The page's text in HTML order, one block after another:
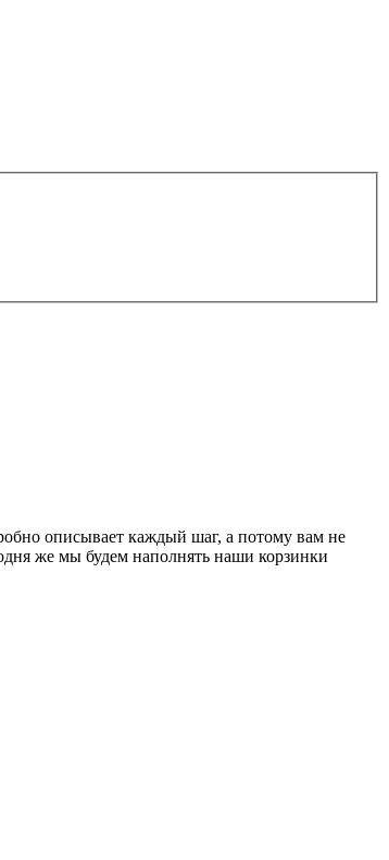
описывает каждый шаг, а потому вам не
же мы будем наполнять наши корзинки